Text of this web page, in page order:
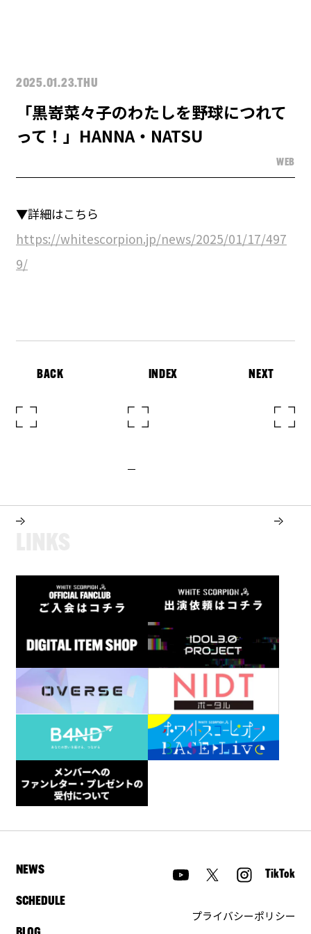
2025.01.23.THU
「黒嵜菜々子のわたしを野球につれて
って！」HANNA・NATSU
WEB
▼詳細はこちら
https://whitescorpion.jp/news/2025/01/17/497
9/
BACK INDEX NEXT
NEWS
SCHEDULE
TikTok
プライバシーポリシー